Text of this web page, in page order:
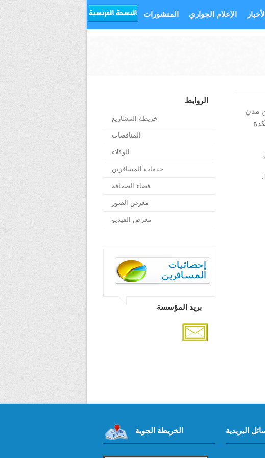
المنشورات الإعلام الجواري الأخبار
مدن
.
الروابط
خريطة المشاريع
المناقصات
الوكلاء
خدمات المسافرين
فضاء الصحافة
معرض الصور
معرض الفيديو
بريد المؤسسة
البريدية الخريطة الجوية